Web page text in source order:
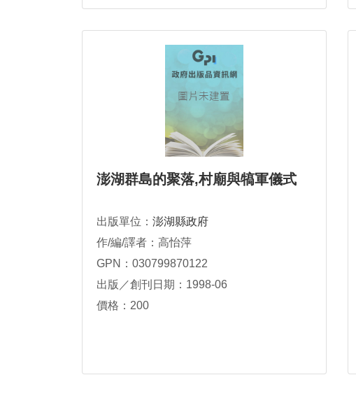
澎湖群島的聚落,村廟與犒軍儀式
出版單位： 澎湖縣政府
作/編/譯者：高怡萍
GPN：030799870122
出版／創刊日期：1998-06
價格：200